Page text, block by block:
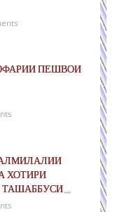
ПЕШВОИ
ХОТИРИ
ТАШАББУСИ
ТОҶИКИСТОН